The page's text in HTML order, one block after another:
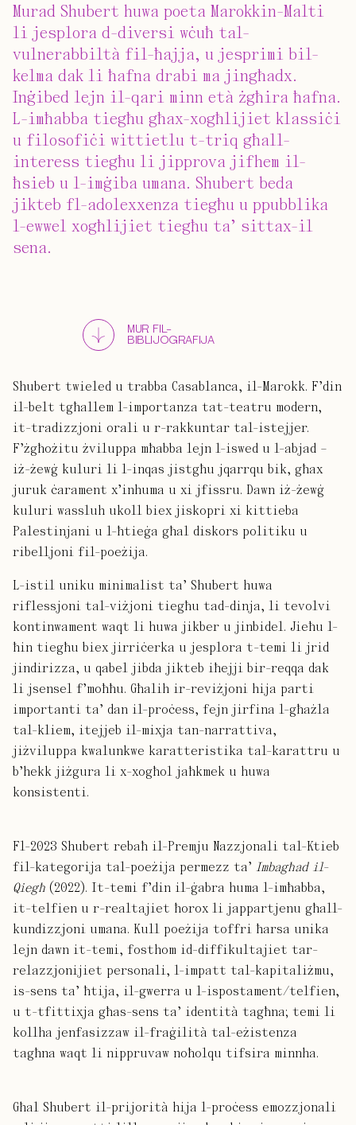
Murad Shubert huwa poeta Marokkin-Malti
li jesplora d-diversi wċuħ tal-
vulnerabbiltà fil-ħajja, u jesprimi bil-
kelma dak li ħafna drabi ma jingħadx.
Inġibed lejn il-qari minn età żgħira ħafna.
L-imħabba tiegħu għax-xogħlijiet klassiċi
u filosofiċi wittietlu t-triq għall-
interess tiegħu li jipprova jifhem il-
ħsieb u l-imġiba umana. Shubert beda
jikteb fl-adolexxenza tiegħu u ppubblika
l-ewwel xogħlijiet tiegħu ta’ sittax-il
sena.
MUR FIL-
BIBLIJOGRAFIJA
Shubert twieled u trabba Casablanca, il-Marokk. F’din
il-belt tgħallem l-importanza tat-teatru modern,
it-tradizzjoni orali u r-rakkuntar tal-istejjer.
F’żgħożitu żviluppa mħabba lejn l-iswed u l-abjad –
iż-żewġ kuluri li l-inqas jistgħu jqarrqu bik, għax
juruk ċarament x’inhuma u xi jfissru. Dawn iż-żewġ
kuluri wassluh ukoll biex jiskopri xi kittieba
Palestinjani u l-ħtieġa għal diskors politiku u
ribelljoni fil-poeżija.
L-istil uniku minimalist ta’ Shubert huwa
riflessjoni tal-viżjoni tiegħu tad-dinja, li tevolvi
kontinwament waqt li huwa jikber u jinbidel. Jieħu l-
ħin tiegħu biex jirriċerka u jesplora t-temi li jrid
jindirizza, u qabel jibda jikteb iħejji bir-reqqa dak
li jsensel f’moħħu. Għalih ir-reviżjoni hija parti
importanti ta’ dan il-proċess, fejn jirfina l-għażla
tal-kliem, itejjeb il-mixja tan-narrattiva,
jiżviluppa kwalunkwe karatteristika tal-karattru u
b’hekk jiżgura li x-xogħol jaħkmek u huwa
konsistenti.
Fl-2023 Shubert rebaħ il-Premju Nazzjonali tal-Ktieb
fil-kategorija tal-poeżija permezz ta’ Imbagħad il-
Qiegħ (2022). It-temi f’din il-ġabra huma l-imħabba,
it-telfien u r-realtajiet ħorox li jappartjenu għall-
kundizzjoni umana. Kull poeżija toffri ħarsa unika
lejn dawn it-temi, fosthom id-diffikultajiet tar-
relazzjonijiet personali, l-impatt tal-kapitaliżmu,
is-sens ta’ ħtija, il-gwerra u l-ispostament/telfien,
u t-tfittixja għas-sens ta’ identità tagħna; temi li
kollha jenfasizzaw il-fraġilità tal-eżistenza
tagħna waqt li nippruvaw noħolqu tifsira minnha.
Għal Shubert il-prijorità hija l-proċess emozzjonali